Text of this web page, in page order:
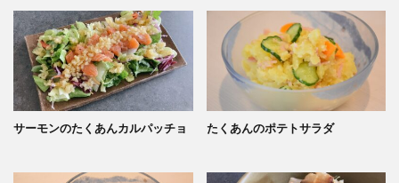
サーモンのたくあんカルパッチョ たくあんのポテトサラダ